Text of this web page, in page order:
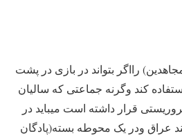
رااگر بتواند در بازی در پشت
کند وگرنه جماعتی که سالیان
قرار داشته است میباید در
عراق ودر یک محوطه بسته(پادگان